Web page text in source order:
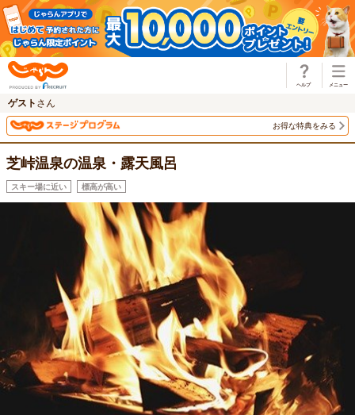
ゲスト さん
お得な特典をみる
芝峠温泉の温泉・露天風呂
スキー場に近い 標高が高い